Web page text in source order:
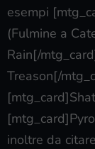
esempi
(Fulmine a
Rain[/
Treason[/
inoltre da